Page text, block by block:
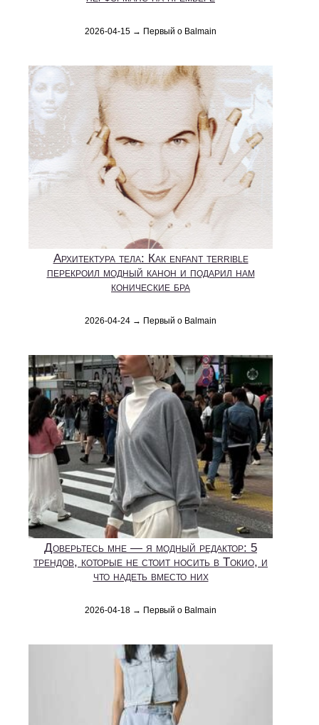
2026-04-15 → Первый о Balmain
Архитектура тела: Как enfant terrible
перекроил модный канон и подарил нам
конические бра
2026-04-24 → Первый о Balmain
Доверьтесь мне — я модный редактор: 5
трендов, которые не стоит носить в Токио, и
что надеть вместо них
2026-04-18 → Первый о Balmain